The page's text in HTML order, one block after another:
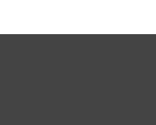
우리 민족의 건강한
보이고 있습니다.